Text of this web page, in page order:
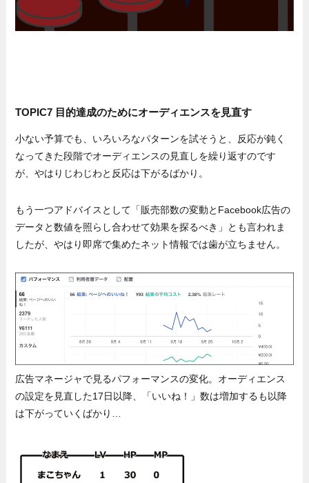
TOPIC7 目的達成のためにオーディエンスを見直す
小ない予算でも、いろいろなパターンを試そうと、反応が鈍く
なってきた段階でオーディエンスの見直しを繰り返すのです
が、やはりじわじわと反応は下がるばかり。
もう一つアドバイスとして「販売部数の変動とFacebook広告の
データと数値を照らし合わせて効果を探るべき」とも言われま
したが、やはり即席で集めたネット情報では歯が立ちません。
広告マネージャで見るパフォーマンスの変化。オーディエンス
の設定を見直した17日以降、「いいね！」数は増加するも以降
は下がっていくばかり…